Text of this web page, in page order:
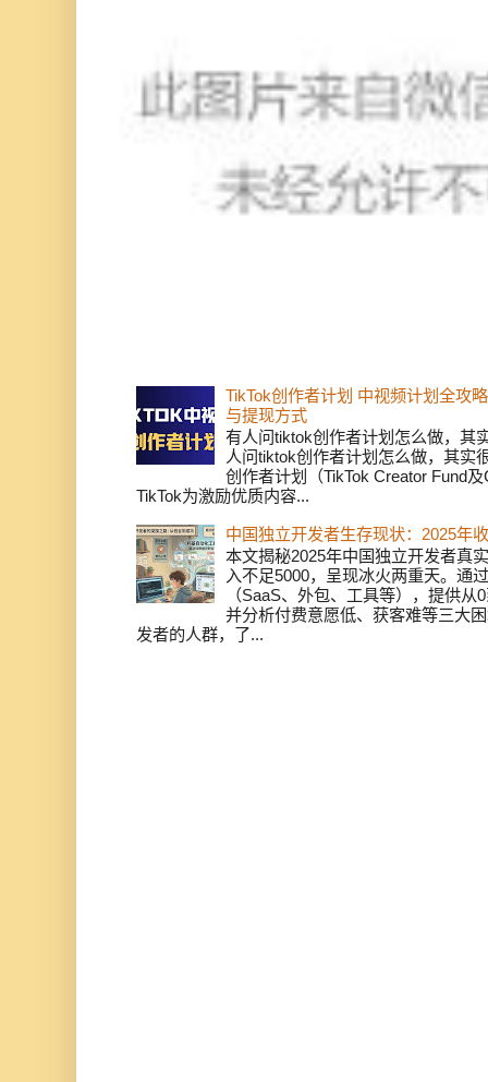
TikTok创作者计划 中视频计划全攻
与提现方式
有人问tiktok创作者计划怎么做，其
人问tiktok创作者计划怎么做，其实
创作者计划（TikTok Creator Fund
TikTok为激励优质内容...
中国独立开发者生存现状：2025年
本文揭秘2025年中国独立开发者真
入不足5000，呈现冰火两重天。通
（SaaS、外包、工具等），提供
并分析付费意愿低、获客难等三大
发者的人群，了...